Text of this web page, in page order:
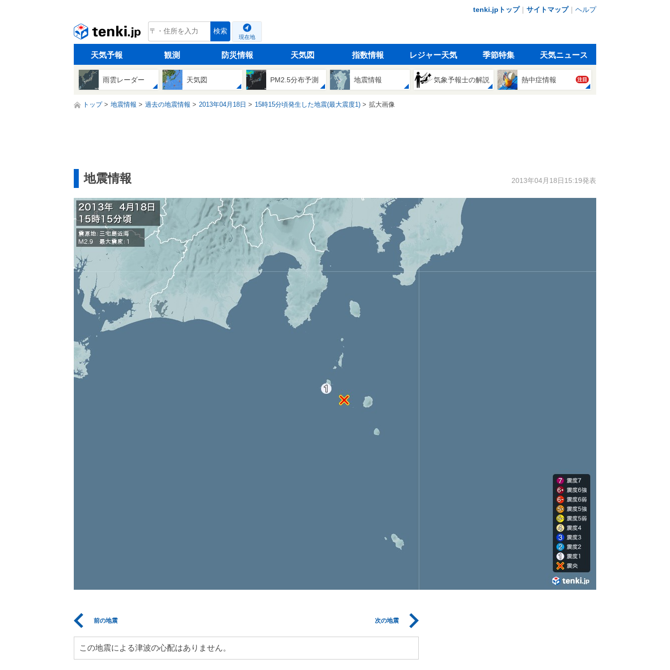
tenki.jpトップ｜ サイトマップ｜ ヘルプ
tenki.jp 検索
現在地
天気予報 観測 防災情報 天気図 指数情報 レジャー天気 季節特集 天気ニュース
雨雲レーダー 天気図 PM2.5分布予測 地震情報 気象予報士の解説 熱中症情報 注目
トップ 地震情報 過去の地震情報 2013年04月18日 15時15分頃発生した地震(最大震度1) 拡大画像
地震情報 2013年04月18日15:19発表
前の地震 次の地震
この地震による津波の心配はありません。